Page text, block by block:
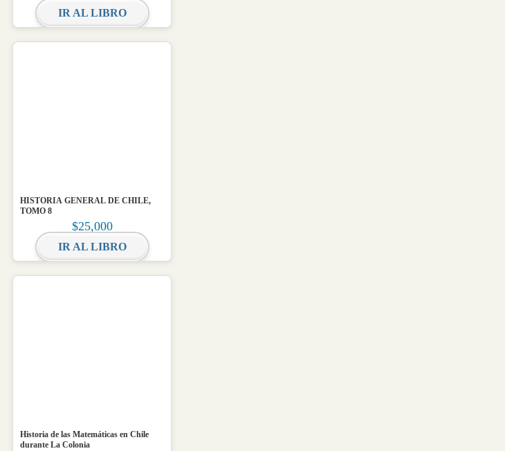
IR AL LIBRO
HISTORIA GENERAL DE CHILE,
TOMO 8
$25,000
IR AL LIBRO
Historia de las Matemáticas en Chile
durante La Colonia